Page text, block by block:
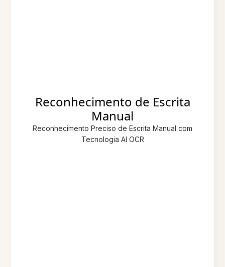
Reconhecimento de Escrita
Manual
Reconhecimento Preciso de Escrita Manual com
Tecnologia AI OCR